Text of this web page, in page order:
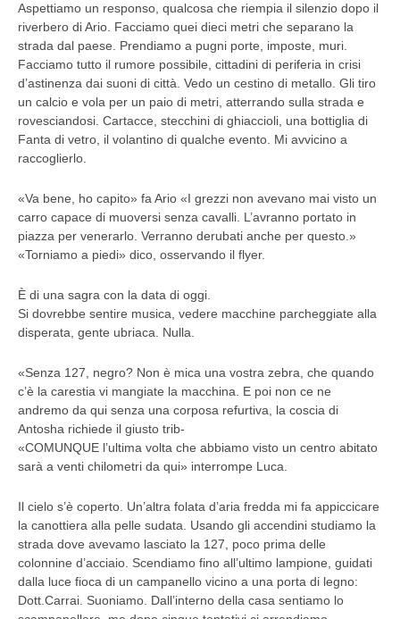
Aspettiamo un responso, qualcosa che riempia il silenzio dopo il
riverbero di Ario. Facciamo quei dieci metri che separano la
strada dal paese. Prendiamo a pugni porte, imposte, muri.
Facciamo tutto il rumore possibile, cittadini di periferia in crisi
d’astinenza dai suoni di città. Vedo un cestino di metallo. Gli tiro
un calcio e vola per un paio di metri, atterrando sulla strada e
rovesciandosi. Cartacce, stecchini di ghiaccioli, una bottiglia di
Fanta di vetro, il volantino di qualche evento. Mi avvicino a
raccoglierlo.
«Va bene, ho capito» fa Ario «I grezzi non avevano mai visto un
carro capace di muoversi senza cavalli. L’avranno portato in
piazza per venerarlo. Verranno derubati anche per questo.»
«Torniamo a piedi» dico, osservando il flyer.
È di una sagra con la data di oggi.
Si dovrebbe sentire musica, vedere macchine parcheggiate alla
disperata, gente ubriaca. Nulla.
«Senza 127, negro? Non è mica una vostra zebra, che quando
c’è la carestia vi mangiate la macchina. E poi non ce ne
andremo da qui senza una corposa refurtiva, la coscia di
Antosha richiede il giusto trib-
«COMUNQUE l’ultima volta che abbiamo visto un centro abitato
sarà a venti chilometri da qui» interrompe Luca.
Il cielo s’è coperto. Un’altra folata d’aria fredda mi fa appiccicare
la canottiera alla pelle sudata. Usando gli accendini studiamo la
strada dove avevamo lasciato la 127, poco prima delle
colonnine d’acciaio. Scendiamo fino all’ultimo lampione, guidati
dalla luce fioca di un campanello vicino a una porta di legno:
Dott.Carrai. Suoniamo. Dall’interno della casa sentiamo lo